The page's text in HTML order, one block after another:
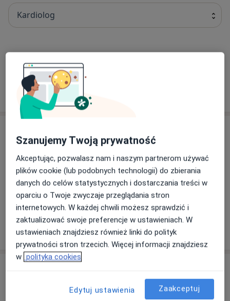
Kardiolog
lek. Rafal Marosz
Kardiolog
Powiększ mapę
Centrum Medyczne Dębina
Krościenko Wyżne, Kasztanowa 2 B, 38-422 Krosno
Szanujemy Twoją prywatność
Akceptując, pozwalasz nam i naszym partnerom używać
plików cookie (lub podobnych technologii) do zbierania
danych do celów statystycznych i dostarczania treści w
oparciu o Twoje zwyczaje przeglądania stron
internetowych. W każdej chwili możesz sprawdzić i
zaktualizować swoje preferencje w ustawieniach. W
ustawieniach znajdziesz również linki do polityk
prywatności stron trzecich. Więcej informacji znajdziesz
w polityka cookies
Edytuj ustawienia Zaakceptuj